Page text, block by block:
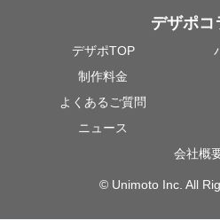
デザポコ
デザポTOP
制作料金
よくあるご質問
ニュース
会社概
© Unimoto Inc. All